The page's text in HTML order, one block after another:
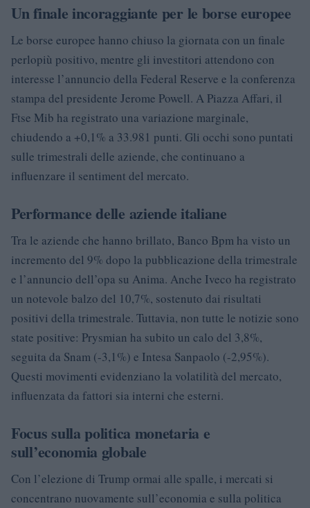
Un finale incoraggiante per le borse europee
Le borse europee hanno chiuso la giornata con un finale
perlopiù positivo, mentre gli investitori attendono con
interesse l’annuncio della Federal Reserve e la conferenza
stampa del presidente Jerome Powell. A Piazza Affari, il
Ftse Mib ha registrato una variazione marginale,
chiudendo a +0,1% a 33.981 punti. Gli occhi sono puntati
sulle trimestrali delle aziende, che continuano a
influenzare il sentiment del mercato.
Performance delle aziende italiane
Tra le aziende che hanno brillato, Banco Bpm ha visto un
incremento del 9% dopo la pubblicazione della trimestrale
e l’annuncio dell’opa su Anima. Anche Iveco ha registrato
un notevole balzo del 10,7%, sostenuto dai risultati
positivi della trimestrale. Tuttavia, non tutte le notizie sono
state positive: Prysmian ha subito un calo del 3,8%,
seguita da Snam (-3,1%) e Intesa Sanpaolo (-2,95%).
Questi movimenti evidenziano la volatilità del mercato,
influenzata da fattori sia interni che esterni.
Focus sulla politica monetaria e
sull’economia globale
Con l’elezione di Trump ormai alle spalle, i mercati si
concentrano nuovamente sull’economia e sulla politica